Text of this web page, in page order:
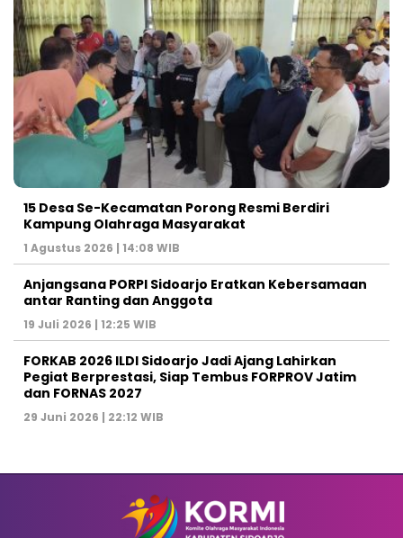
15 Desa Se-Kecamatan Porong Resmi Berdiri
Kampung Olahraga Masyarakat
1 Agustus 2026 | 14:08 WIB
Anjangsana PORPI Sidoarjo Eratkan Kebersamaan
antar Ranting dan Anggota
19 Juli 2026 | 12:25 WIB
FORKAB 2026 ILDI Sidoarjo Jadi Ajang Lahirkan
Pegiat Berprestasi, Siap Tembus FORPROV Jatim
dan FORNAS 2027
29 Juni 2026 | 22:12 WIB